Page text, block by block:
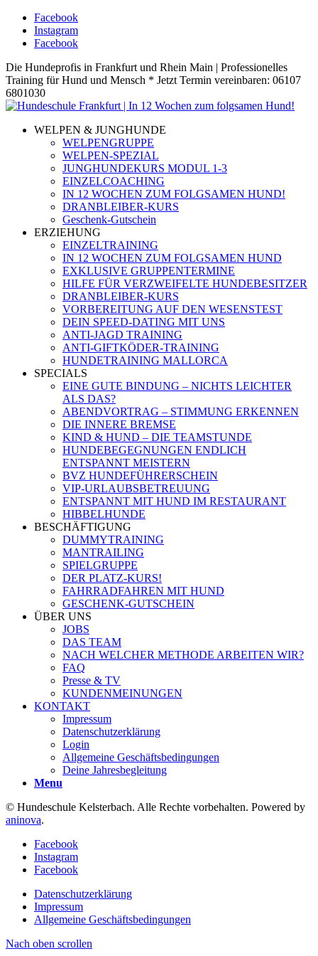
Facebook
Instagram
Facebook
Die Hundeprofis in Frankfurt und Rhein Main | Professionelles
Training für Hund und Mensch * Jetzt Termin vereinbaren: 06107
6801030
WELPEN & JUNGHUNDE
WELPENGRUPPE
WELPEN-SPEZIAL
JUNGHUNDEKURS MODUL 1-3
EINZELCOACHING
IN 12 WOCHEN ZUM FOLGSAMEN HUND!
DRANBLEIBER-KURS
Geschenk-Gutschein
ERZIEHUNG
EINZELTRAINING
IN 12 WOCHEN ZUM FOLGSAMEN HUND
EXKLUSIVE GRUPPENTERMINE
HILFE FÜR VERZWEIFELTE HUNDEBESITZER
DRANBLEIBER-KURS
VORBEREITUNG AUF DEN WESENSTEST
DEIN SPEED-DATING MIT UNS
ANTI-JAGD TRAINING
ANTI-GIFTKÖDER-TRAINING
HUNDETRAINING MALLORCA
SPECIALS
EINE GUTE BINDUNG – NICHTS LEICHTER
ALS DAS?
ABENDVORTRAG – STIMMUNG ERKENNEN
DIE INNERE BREMSE
KIND & HUND – DIE TEAMSTUNDE
HUNDEBEGEGNUNGEN ENDLICH
ENTSPANNT MEISTERN
BVZ HUNDEFÜHRERSCHEIN
VIP-URLAUBSBETREUUNG
ENTSPANNT MIT HUND IM RESTAURANT
HIBBELHUNDE
BESCHÄFTIGUNG
DUMMYTRAINING
MANTRAILING
SPIELGRUPPE
DER PLATZ-KURS!
FAHRRADFAHREN MIT HUND
GESCHENK-GUTSCHEIN
ÜBER UNS
JOBS
DAS TEAM
NACH WELCHER METHODE ARBEITEN WIR?
FAQ
Presse & TV
KUNDENMEINUNGEN
KONTAKT
Impressum
Datenschutzerklärung
Login
Allgemeine Geschäftsbedingungen
Deine Jahresbegleitung
Menu
© Hundeschule Kelsterbach. Alle Rechte vorbehalten. Powered by
aninova.
Facebook
Instagram
Facebook
Datenschutzerklärung
Impressum
Allgemeine Geschäftsbedingungen
Nach oben scrollen